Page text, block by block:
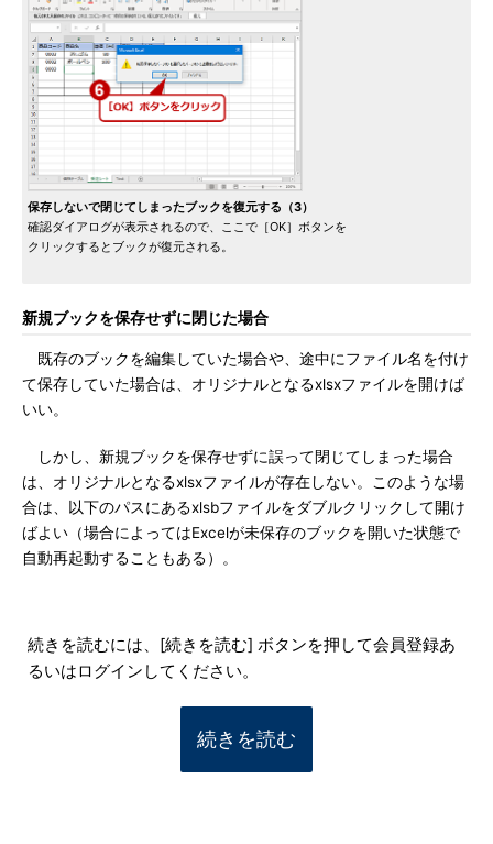
保存しないで閉じてしまったブックを復元する（3）
確認ダイアログが表示されるので、ここで［OK］ボタンを
クリックするとブックが復元される。
新規ブックを保存せずに閉じた場合
既存のブックを編集していた場合や、途中にファイル名を付け
て保存していた場合は、オリジナルとなるxlsxファイルを開けば
いい。
しかし、新規ブックを保存せずに誤って閉じてしまった場合
は、オリジナルとなるxlsxファイルが存在しない。このような場
合は、以下のパスにあるxlsbファイルをダブルクリックして開け
ばよい（場合によってはExcelが未保存のブックを開いた状態で
自動再起動することもある）。
続きを読むには、[続きを読む] ボタンを押して会員登録あ
るいはログインしてください。
続きを読む